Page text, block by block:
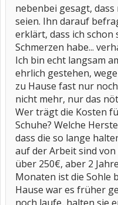
nebenbei gesagt,
seien. Ihn darauf
erklärt, dass ich schon
Schmerzen habe...
Ich bin echt langsam
ehrlich gestehen,
zu Hause fast nur
nicht mehr, nur das
Wer trägt die Kosten
Schuhe? Welche
dass die so lange
auf der Arbeit sind
über 250€, aber 2
Monaten ist die Sohle
Hause war es früher